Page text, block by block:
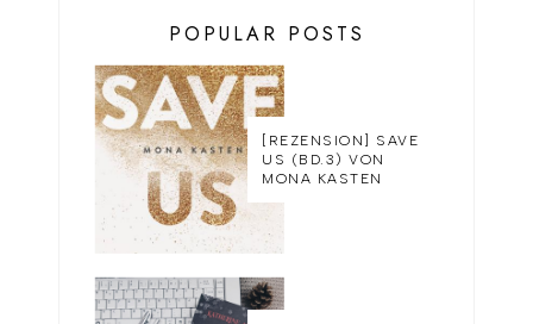
POPULAR POSTS
[REZENSION] SAVE
US (BD.3) VON
MONA KASTEN